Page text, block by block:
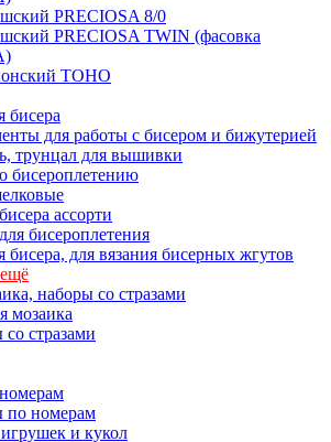
PRECIOSA 8/0
PRECIOSA TWIN (фасовка
TOHO
бисера
для работы с бисером и бижутерией
трунцал для вышивки
бисероплетению
ассорти
бисероплетения
бисера, для вязания бисерных жгутов
наборы со стразами
мозаика
стразами
по номерам
и кукол